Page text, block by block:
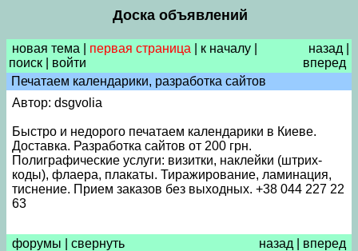
Доска объявлений
новая тема первая страница к началу
поиск
войти
назад
вперед
Печатаем календарики, разработка сайтов
Автор: dsgvolia
Быстро и недорого печатаем календарики в Киеве.
Доставка. Разработка сайтов от 200 грн.
Полиграфические услуги: визитки, наклейки (штрих-
коды), флаера, плакаты. Тиражирование, ламинация,
тиснение. Прием заказов без выходных. +38 044 227 22
63
форумы свернуть назад вперед